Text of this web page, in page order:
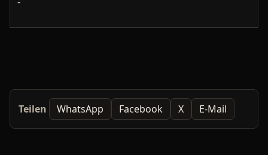
Teilen WhatsApp Facebook X E-Mail